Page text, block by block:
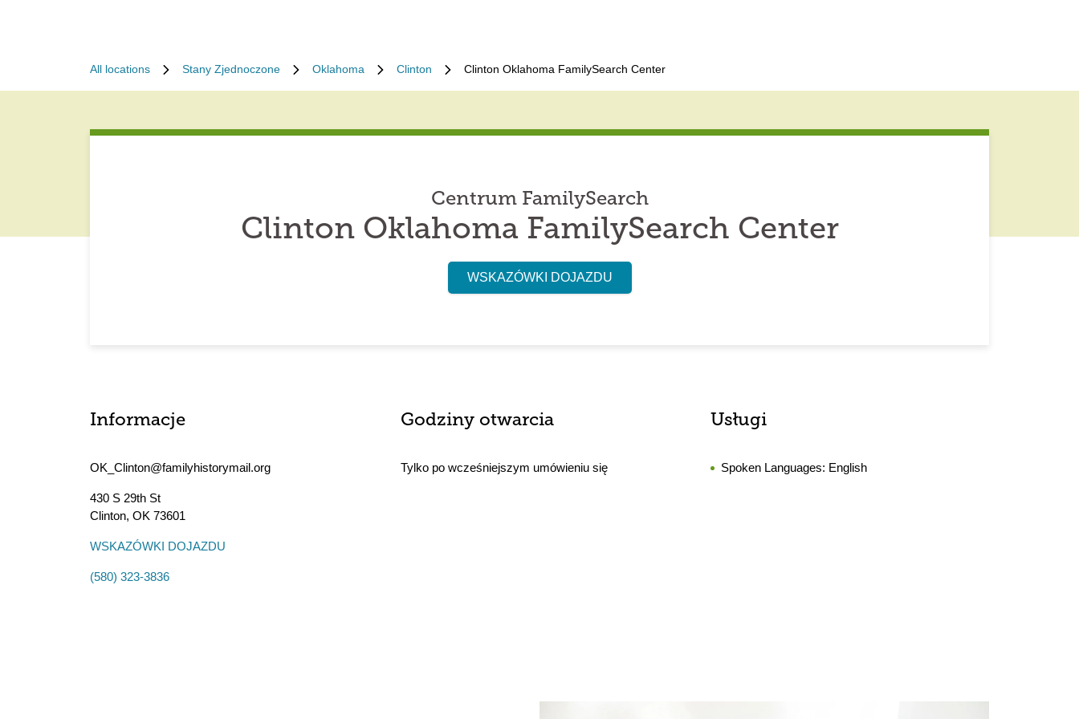
All locations Stany Zjednoczone Oklahoma Clinton Clinton Oklahoma FamilySearch Center
Centrum FamilySearch
Clinton Oklahoma FamilySearch Center
WSKAZÓWKI DOJAZDU
Informacje
OK_Clinton@familyhistorymail.org
430 S 29th St
Clinton, OK 73601
WSKAZÓWKI DOJAZDU
(580) 323-3836
Godziny otwarcia
Tylko po wcześniejszym umówieniu się
Usługi
Spoken Languages: English